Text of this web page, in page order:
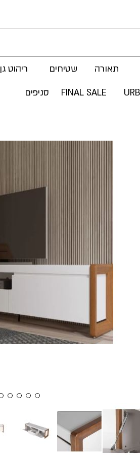
תאורה שטיחים ריהוט גן
FINAL SALE סניפים